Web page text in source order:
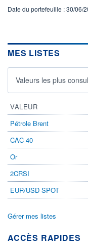
Date du portefeuille : 30/06/
MES LISTES
Valeurs les plus
VALEUR
Pétrole Brent
CAC 40
Or
2CRSI
EUR/USD SPOT
Gérer mes listes
ACCÈS RAPIDES